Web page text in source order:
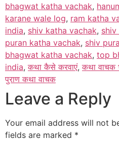
bhagwat katha vachak,
karane wale log, ram katha
india, shiv katha vachak, shiv
puran katha vachak, shiv
bhagwat katha vachak, top
india,कथा कैसे करवाएं,कथा वाचक
पुराण कथा वाचक
Leave a Reply
Your email address will not
fields are marked *